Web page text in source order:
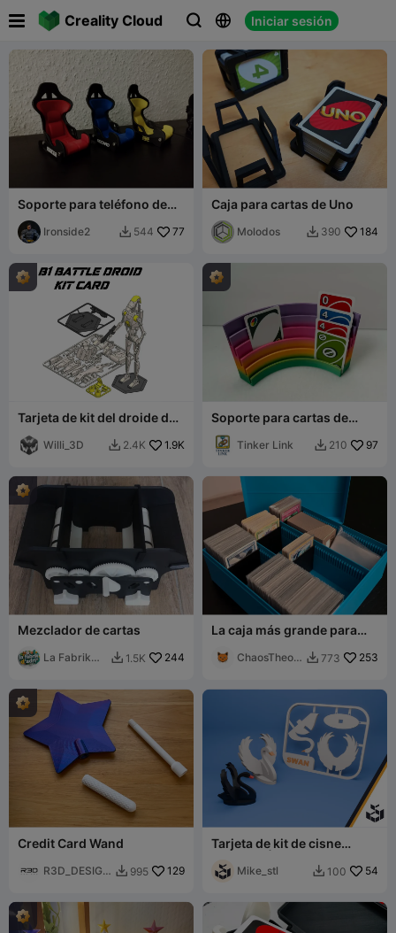
Creality Cloud   Iniciar sesión
 
Soporte para teléfono de
asiento de carreras
Ironside2  544 77
Caja para cartas de Uno
Molodos  390 184
Tarjeta de kit del droide de
Willi_3D  2.4K 1.9K
Soporte para cartas de
juego
Tinker Link  210 97
Mezclador de cartas
La Fabrik
 1.5K 244
La caja más grande para
ChaosTheor
 773 253
Credit Card Wand
R3D_DESIGN  995 129
Tarjeta de kit de cisne
dos tamaños
Mike_stl  100 54